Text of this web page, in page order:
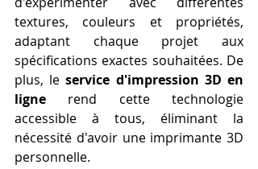
textures, couleurs et propriétés,
adaptant chaque projet aux
spécifications exactes souhaitées. De
plus, le service d'impression 3D en
ligne rend cette technologie
accessible à tous, éliminant la
nécessité d'avoir une imprimante 3D
personnelle.